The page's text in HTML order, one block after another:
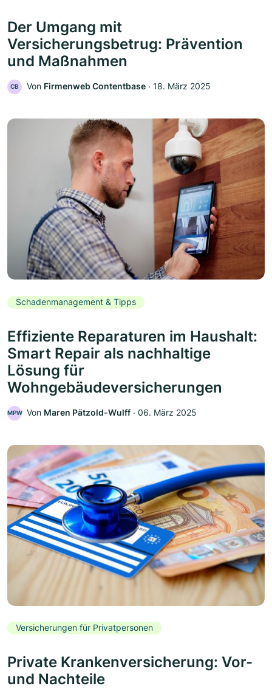
Der Umgang mit
Versicherungsbetrug: Prävention
und Maßnahmen
CB Von Firmenweb Contentbase ‧ 18. März 2025
Schadenmanagement & Tipps
Effiziente Reparaturen im Haushalt:
Smart Repair als nachhaltige
Lösung für
Wohngebäudeversicherungen
MPW Von Maren Pätzold-Wulff ‧ 06. März 2025
Versicherungen für Privatpersonen
Private Krankenversicherung: Vor-
und Nachteile